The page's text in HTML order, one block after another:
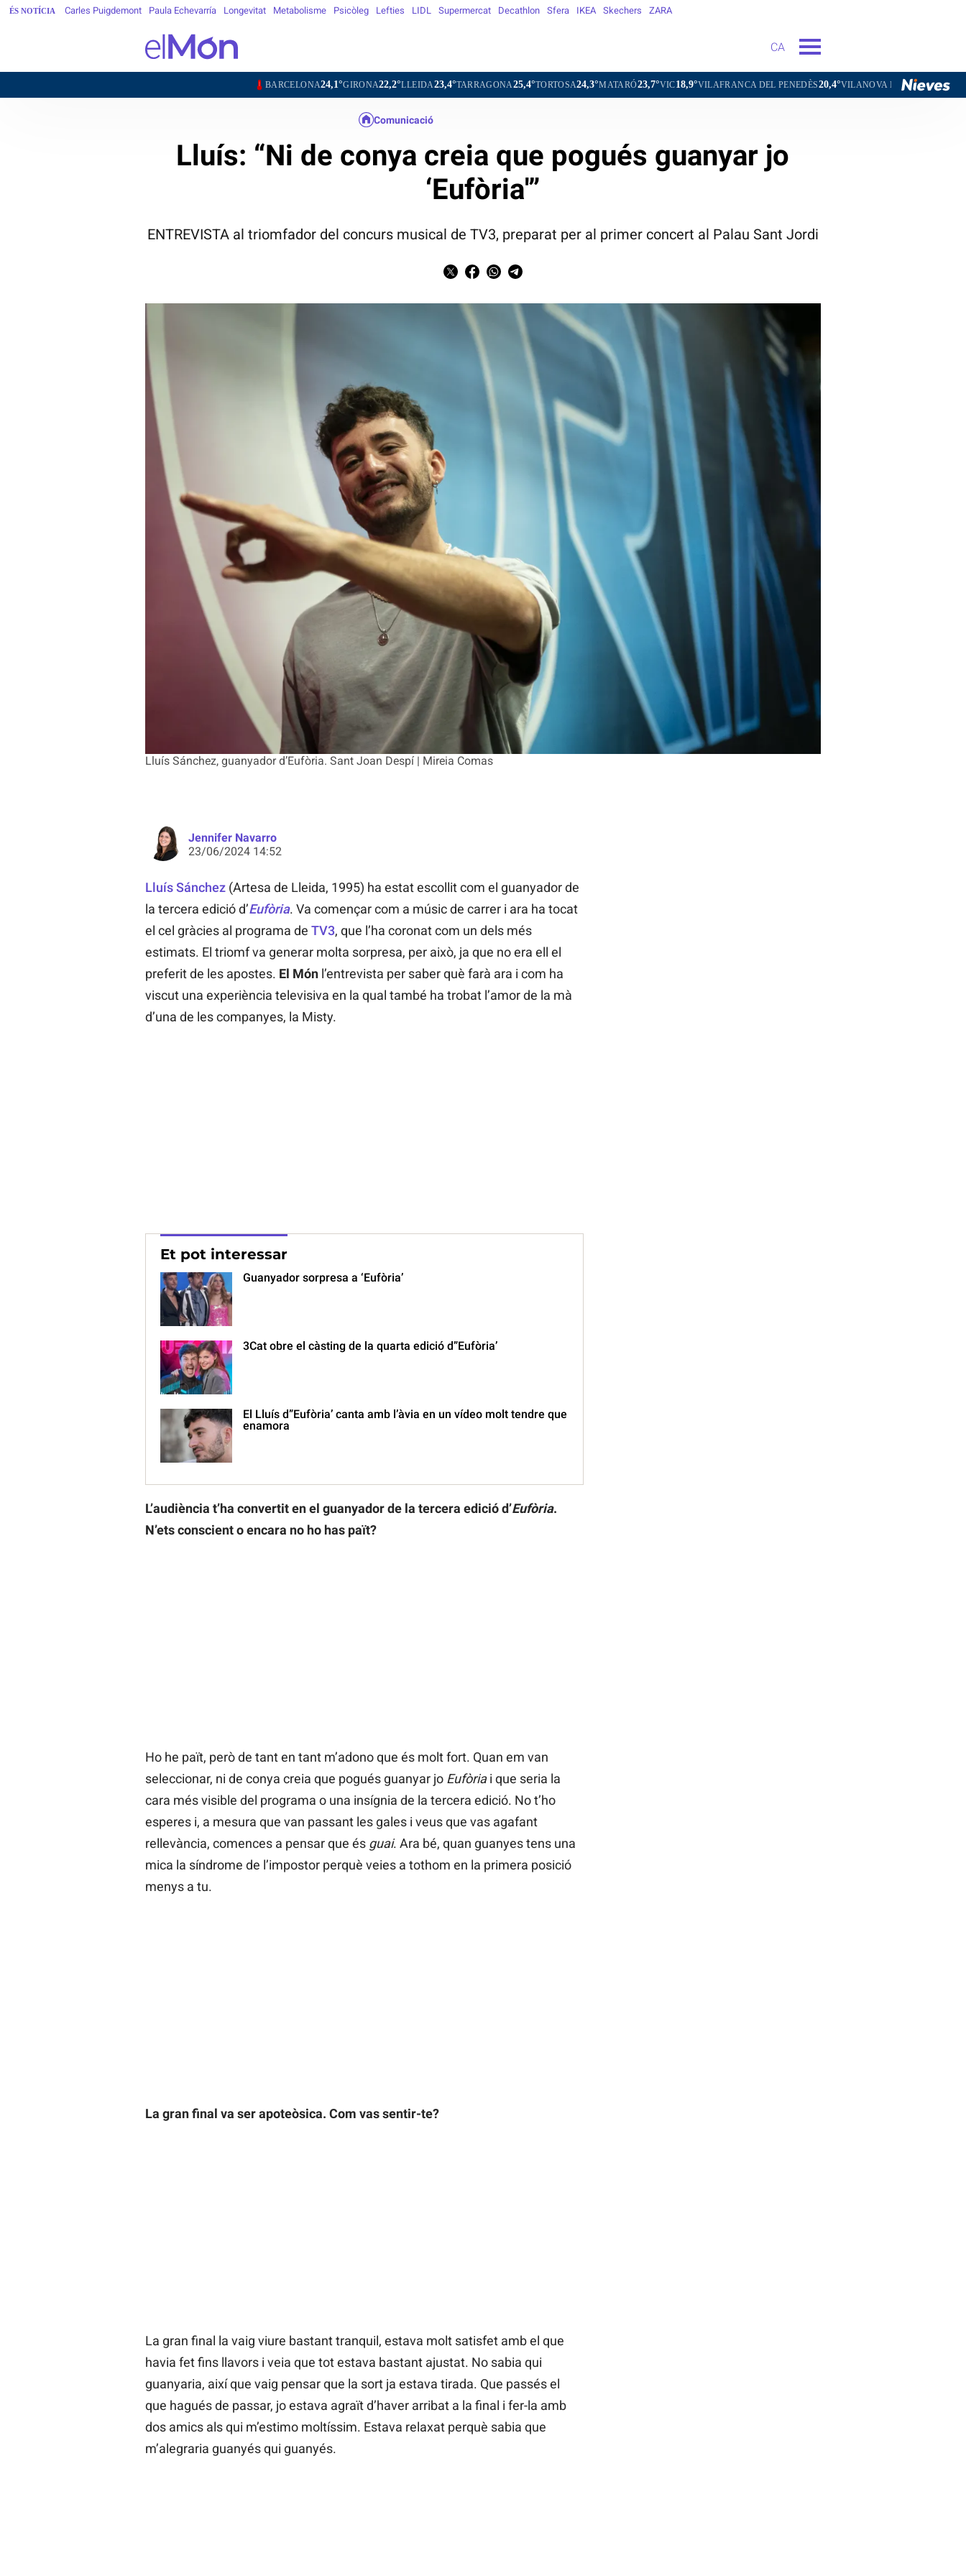
ÉS NOTÍCIA Carles Puigdemont Paula Echevarría Longevitat Metabolisme Psicòleg Lefties LIDL Supermercat Decathlon Sfera IKEA Skechers ZARA
CA
BARCELONA 24,1°GIRONA22,2°LLEIDA23,4°TARRAGONA25,4°TORTOSA24,3°MATARÓ23,7°VIC18,9°VILAFRANCA DEL PENEDÈS20,4°VILANOVA I LA GELTRÚ23,3°LA SEU
Lluís Sánchez, guanyador d’Eufòria. Sant Joan Despí | Mireia Comas
Comunicació
Lluís: “Ni de conya creia que pogués guanyar jo
‘Eufòria'”
ENTREVISTA al triomfador del concurs musical de TV3, preparat per al primer concert al Palau Sant Jordi
Jennifer Navarro
23/06/2024 14:52
Lluís Sánchez(Artesa de Lleida, 1995) ha estat escollit com el guanyador de
la tercera edició d’Eufòria. Va començar com a músic de carrer i ara ha tocat
el cel gràcies al programa de TV3, que l’ha coronat com un dels més
estimats. El triomf va generar molta sorpresa, per això, ja que no era ell el
preferit de les apostes. El Mónl’entrevista per saber què farà ara i com ha
viscut una experiència televisiva en la qual també ha trobat l’amor de la mà
d’una de les companyes, la Misty.
Et pot interessar
Guanyador sorpresa a ‘Eufòria’
3Cat obre el càsting de la quarta edició d”Eufòria’
El Lluís d”Eufòria’ canta amb l’àvia en un vídeo molt tendre que
enamora
L’audiència t’ha convertit en el guanyador de la tercera edició d’Eufòria.
N’ets conscient o encara no ho has paït?
Ho he paït, però de tant en tant m’adono que és molt fort. Quan em van
seleccionar, ni de conya creia que pogués guanyar jo Eufòriai que seria la
cara més visible del programa o una insígnia de la tercera edició. No t’ho
esperes i, a mesura que van passant les gales i veus que vas agafant
rellevància, comences a pensar que és guai. Ara bé, quan guanyes tens una
mica la síndrome de l’impostor perquè veies a tothom en la primera posició
menys a tu.
La gran final va ser apoteòsica. Com vas sentir-te?
La gran final la vaig viure bastant tranquil, estava molt satisfet amb el que
havia fet fins llavors i veia que tot estava bastant ajustat. No sabia qui
guanyaria, així que vaig pensar que la sort ja estava tirada. Que passés el
que hagués de passar, jo estava agraït d’haver arribat a la final i fer-la amb
dos amics als qui m’estimo moltíssim. Estava relaxat perquè sabia que
m’alegraria guanyés qui guanyés.